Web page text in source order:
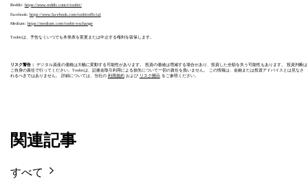
Reddit: https://www.reddit.com/r/toobit/
Facebook: https://www.facebook.com/toobitofficial
Medium: https://medium.com/toobit-exchange
Toobitは、予告なくいつでも本発表を変更または中止する権利を留保します。
リスク警告：
デジタル資産の価格は大幅に変動する可能性があります。 投資の価値は増減する場合があり、投資した全額を失う可能性もあります。 投資判断は
ご自身の責任で行ってください。Toobitは、証拠金取引利用による損失について一切の責任を負いません。 この情報は、金融または投資アドバイスとは見なさ
れるべきではありません。 詳細については、当社の 利用規約および リスク開示をご参照ください。
関連記事
すべて